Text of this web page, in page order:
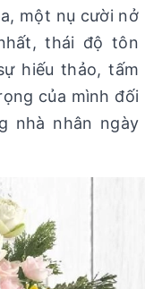
một nụ cười nở
thái độ tôn
hiếu thảo, tấm
của mình đối
nhà nhân ngày